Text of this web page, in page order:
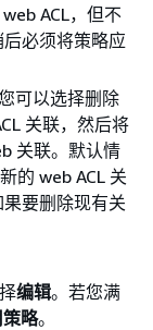
ACL，但不
必须将策略应
可以选择删除
关联，然后将
关联。默认情
的 web ACL 关
要删除现有关
编辑。若您满
略。